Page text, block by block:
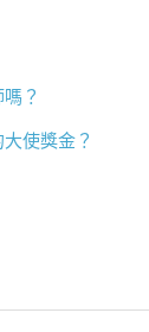
？
使獎金？